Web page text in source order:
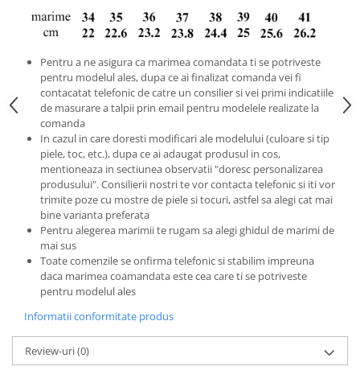
Pentru a ne asigura ca marimea comandata ti se potriveste
pentru modelul ales, dupa ce ai finalizat comanda vei fi
contacatat telefonic de catre un consilier si vei primi indicatiile
de masurare a talpii prin email pentru modelele realizate la
comanda
In cazul in care doresti modificari ale modelului (culoare si tip
piele, toc, etc.), dupa ce ai adaugat produsul in cos,
mentioneaza in sectiunea observatii "doresc personalizarea
produsului". Consilierii nostri te vor contacta telefonic si iti vor
trimite poze cu mostre de piele si tocuri, astfel sa alegi cat mai
bine varianta preferata
Pentru alegerea marimii te rugam sa alegi ghidul de marimi de
mai sus
Toate comenzile se onfirma telefonic si stabilim impreuna
daca marimea coamandata este cea care ti se potriveste
pentru modelul ales
Informatii conformitate produs
Review-uri(0)